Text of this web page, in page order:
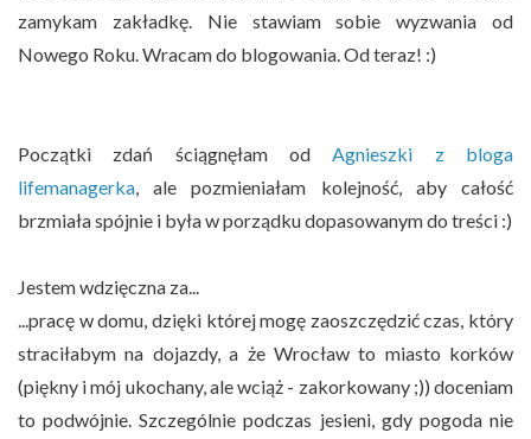
zamykam zakładkę. Nie stawiam sobie wyzwania od
Nowego Roku. Wracam do blogowania. Od teraz! :)
Początki zdań ściągnęłam od Agnieszki z bloga
lifemanagerka , ale pozmieniałam kolejność, aby całość
brzmiała spójnie i była w porządku dopasowanym do treści :)
Jestem wdzięczna za...
...pracę w domu, dzięki której mogę zaoszczędzić czas, który
straciłabym na dojazdy, a że Wrocław to miasto korków
(piękny i mój ukochany, ale wciąż - zakorkowany ;)) doceniam
to podwójnie. Szczególnie podczas jesieni, gdy pogoda nie